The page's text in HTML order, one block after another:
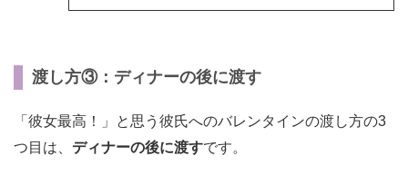
渡し方③：ディナーの後に渡す
「彼女最高！」と思う彼氏へのバレンタインの渡し方の3
つ目は、 ディナーの後に渡すです。